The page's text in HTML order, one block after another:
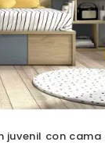
juvenil con